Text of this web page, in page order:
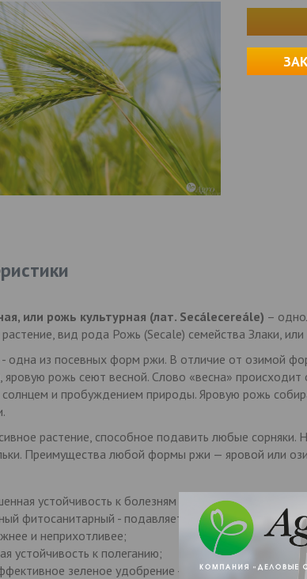
или рожь культурная (лат. Secálecereále) –
растение, вид рода Рожь (Secale) семейства Злаки,
- одна из посевных форм ржи. В отличие от озимой
яровую рожь сеют весной. Слово «весна» происходит
солнцем и пробуждением природы. Яровую рожь
растение, способное подавить любые сорняки.
Преимущества любой формы ржи — яровой или
устойчивость к болезням и паразитам;
фитосанитарный - подавляет сорняки.
и неприхотливее;
устойчивость к полеганию;
зеленое удобрение - улучшает структуру и